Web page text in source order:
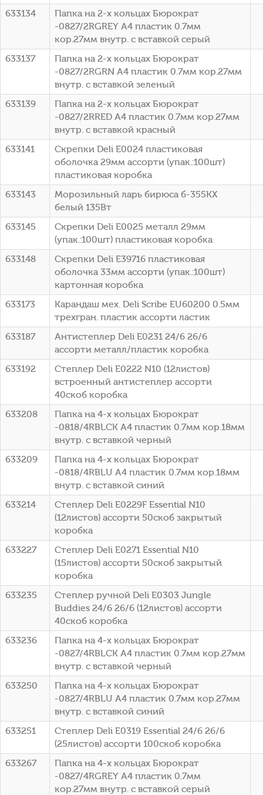
633134
Папка на 2-х кольцах Бюрократ
-0827/2RGREY A4 пластик 0.7мм
кор.27мм внутр. с вставкой серый
633137
Папка на 2-х кольцах Бюрократ
-0827/2RGRN A4 пластик 0.7мм кор.27мм
внутр. с вставкой зеленый
633139
Папка на 2-х кольцах Бюрократ
-0827/2RRED A4 пластик 0.7мм кор.27мм
внутр. с вставкой красный
633141
Скрепки Deli E0024 пластиковая
оболочка 29мм ассорти (упак.:100шт)
пластиковая коробка
633143
Морозильный ларь бирюса б-355KX
белый 135Вт
633145
Скрепки Deli E0025 металл 29мм
(упак.:100шт) пластиковая коробка
633148
Скрепки Deli E39716 пластиковая
оболочка 33мм ассорти (упак.:100шт)
картонная коробка
633173
Карандаш мех. Deli Scribe EU60200 0.5мм
трехгран. пластик ассорти ластик
633187
Антистеплер Deli E0231 24/6 26/6
ассорти металл/пластик коробка
633192
Степлер Deli E0222 N10 (12листов)
встроенный антистеплер ассорти
40скоб коробка
633208
Папка на 4-х кольцах Бюрократ
-0818/4RBLCK A4 пластик 0.7мм кор.18мм
внутр. с вставкой черный
633209
Папка на 4-х кольцах Бюрократ
-0818/4RBLU A4 пластик 0.7мм кор.18мм
внутр. с вставкой синий
633214
Степлер Deli E0229F Essential N10
(12листов) ассорти 50скоб закрытый
коробка
633227
Степлер Deli E0271 Essential N10
(15листов) ассорти 50скоб закрытый
коробка
633235
Степлер ручной Deli E0303 Jungle
Buddies 24/6 26/6 (12листов) ассорти
40скоб коробка
633236
Папка на 4-х кольцах Бюрократ
-0827/4RBLCK A4 пластик 0.7мм кор.27мм
внутр. с вставкой черный
633250
Папка на 4-х кольцах Бюрократ
-0827/4RBLU A4 пластик 0.7мм кор.27мм
внутр. с вставкой синий
633251
Степлер Deli E0319 Essential 24/6 26/6
(25листов) ассорти 100скоб коробка
633267
Папка на 4-х кольцах Бюрократ
-0827/4RGREY A4 пластик 0.7мм
кор.27мм внутр. с вставкой серый